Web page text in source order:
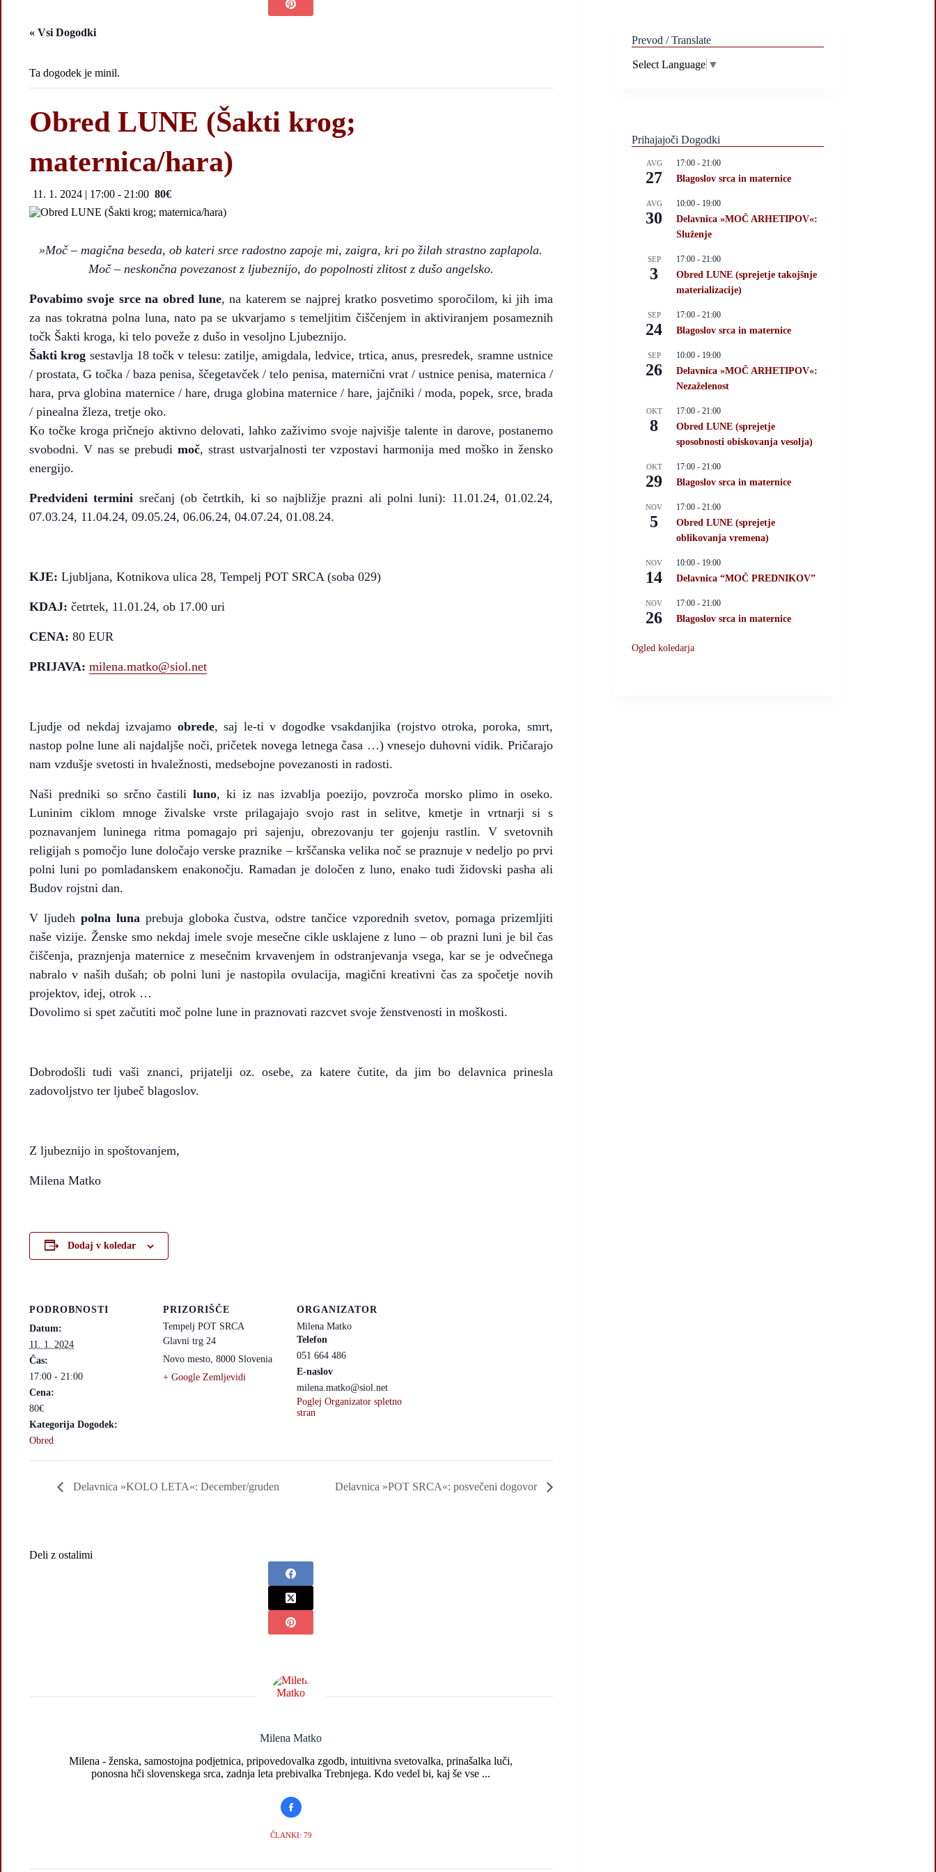
« Vsi Dogodki
Ta dogodek je minil.
Obred LUNE (Šakti krog;
maternica/hara)
11. 1. 2024 | 17:00 - 21:00 80€
»Moč – magična beseda, ob kateri srce radostno zapoje mi, zaigra, kri po žilah strastno zaplapola.
Moč – neskončna povezanost z ljubeznijo, do popolnosti zlitost z dušo angelsko.
Povabimo svoje srce na obred lune, na katerem se najprej kratko posvetimo sporočilom, ki jih ima
za nas tokratna polna luna, nato pa se ukvarjamo s temeljitim čiščenjem in aktiviranjem posameznih
točk Šakti kroga, ki telo poveže z dušo in vesoljno Ljubeznijo.
Šakti krog sestavlja 18 točk v telesu: zatilje, amigdala, ledvice, trtica, anus, presredek, sramne ustnice
/ prostata, G točka / baza penisa, ščegetavček / telo penisa, maternični vrat / ustnice penisa, maternica /
hara, prva globina maternice / hare, druga globina maternice / hare, jajčniki / moda, popek, srce, brada
/ pinealna žleza, tretje oko.
Ko točke kroga pričnejo aktivno delovati, lahko zaživimo svoje najvišje talente in darove, postanemo
svobodni. V nas se prebudi moč, strast ustvarjalnosti ter vzpostavi harmonija med moško in žensko
energijo.
Predvideni termini srečanj (ob četrtkih, ki so najbližje prazni ali polni luni): 11.01.24, 01.02.24,
07.03.24, 11.04.24, 09.05.24, 06.06.24, 04.07.24, 01.08.24.
KJE: Ljubljana, Kotnikova ulica 28, Tempelj POT SRCA (soba 029)
KDAJ: četrtek, 11.01.24, ob 17.00 uri
CENA: 80 EUR
PRIJAVA: milena.matko@siol.net
Ljudje od nekdaj izvajamo obrede, saj le-ti v dogodke vsakdanjika (rojstvo otroka, poroka, smrt,
nastop polne lune ali najdaljše noči, pričetek novega letnega časa …) vnesejo duhovni vidik. Pričarajo
nam vzdušje svetosti in hvaležnosti, medsebojne povezanosti in radosti.
Naši predniki so srčno častililuno, ki iz nas izvablja poezijo, povzroča morsko plimo in oseko.
Luninim ciklom mnoge živalske vrste prilagajajo svojo rast in selitve, kmetje in vrtnarji si s
poznavanjem luninega ritma pomagajo pri sajenju, obrezovanju ter gojenju rastlin. V svetovnih
religijah s pomočjo lune določajo verske praznike – krščanska velika noč se praznuje v nedeljo po prvi
polni luni po pomladanskem enakonočju. Ramadan je določen z luno, enako tudi židovski pasha ali
Budov rojstni dan.
V ljudeh polna lunaprebuja globoka čustva, odstre tančice vzporednih svetov, pomaga prizemljiti
naše vizije. Ženske smo nekdaj imele svoje mesečne cikle usklajene z luno – ob prazni luni je bil čas
čiščenja, praznjenja maternice z mesečnim krvavenjem in odstranjevanja vsega, kar se je odvečnega
nabralo v naših dušah; ob polni luni je nastopila ovulacija, magični kreativni čas za spočetje novih
projektov, idej, otrok …
Dovolimo si spet začutiti moč polne lune in praznovati razcvet svoje ženstvenosti in moškosti.
Dobrodošli tudi vaši znanci, prijatelji oz. osebe, za katere čutite, da jim bo delavnica prinesla
zadovoljstvo ter ljubeč blagoslov.
Z ljubeznijo in spoštovanjem,
Milena Matko
Dodaj v koledar
PODROBNOSTI
Datum:
11. 1. 2024
Čas:
17:00 - 21:00
Cena:
80€
Kategorija Dogodek:
Obred
PRIZORIŠČE
Tempelj POT SRCA
Glavni trg 24
Novo mesto, 8000 Slovenia
+ Google Zemljevidi
ORGANIZATOR
Milena Matko
Telefon
051 664 486
E-naslov
milena.matko@siol.net
Poglej Organizator spletno
stran
Delavnica »KOLO LETA«: December/gruden Delavnica »POT SRCA«: posvečeni dogovor
Deli z ostalimi
Milena Matko
Milena - ženska, samostojna podjetnica, pripovedovalka zgodb, intuitivna svetovalka, prinašalka luči,
ponosna hči slovenskega srca, zadnja leta prebivalka Trebnjega. Kdo vedel bi, kaj še vse ...
ČLANKI: 79
Prevod / Translate
Select Language ▼
Prihajajoči Dogodki
AVG
27
17:00 -21:00
Blagoslov srca in maternice
AVG
30
10:00 - 19:00
Delavnica »MOČ ARHETIPOV«:
Služenje
SEP
3
17:00 -21:00
Obred LUNE (sprejetje takojšnje
materializacije)
SEP
24
17:00 -21:00
Blagoslov srca in maternice
SEP
26
10:00 - 19:00
Delavnica »MOČ ARHETIPOV«:
Nezaželenost
OKT
8
17:00 -21:00
Obred LUNE (sprejetje
sposobnosti obiskovanja vesolja)
OKT
29
17:00 -21:00
Blagoslov srca in maternice
NOV
5
17:00 -21:00
Obred LUNE (sprejetje
oblikovanja vremena)
NOV
14
10:00 - 19:00
Delavnica “MOČ PREDNIKOV”
NOV
26
17:00 -21:00
Blagoslov srca in maternice
Ogled koledarja